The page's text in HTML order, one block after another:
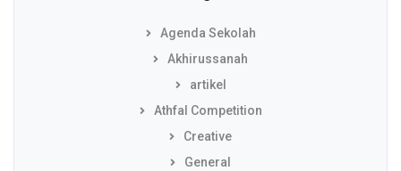
Agenda Sekolah
Akhirussanah
artikel
Athfal Competition
Creative
General